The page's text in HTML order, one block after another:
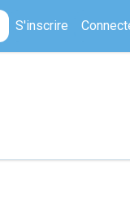
S'inscrire